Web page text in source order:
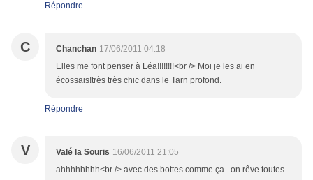
Répondre
C Chanchan 17/06/2011 04:18
Elles me font penser à Léa!!!!!!!!<br /> Moi je les ai en
écossais!très très chic dans le Tarn profond.
Répondre
V Valé la Souris 16/06/2011 21:05
ahhhhhhhh<br /> avec des bottes comme ça...on rêve toutes